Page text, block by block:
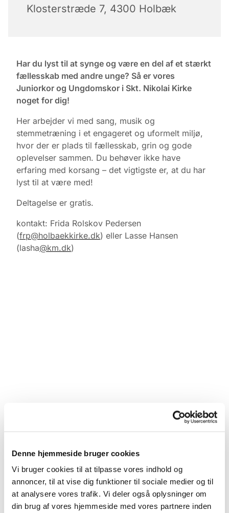
Denne hjemmeside bruger cookies
Vi bruger cookies til at tilpasse vores indhold og
annoncer, til at vise dig funktioner til sociale medier og til
at analysere vores trafik. Vi deler også oplysninger om
din brug af vores hjemmeside med vores partnere inden
Klosterstræde 7, 4300 Holbæk
Har du lyst til at synge og være en del af et stærkt
fællesskab med andre unge? Så er vores
Juniorkor og Ungdomskor i Skt. Nikolai Kirke
noget for dig!
Her arbejder vi med sang, musik og
stemmetræning i et engageret og uformelt miljø,
hvor der er plads til fællesskab, grin og gode
oplevelser sammen. Du behøver ikke have
erfaring med korsang – det vigtigste er, at du har
lyst til at være med!
Deltagelse er gratis.
kontakt: Frida Rolskov Pedersen
(frp@holbaekkirke.dk) eller Lasse Hansen
(lasha@km.dk)